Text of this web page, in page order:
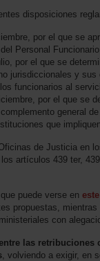
disposiciones
por el que se
Personal
por el que se
jurisdiccionales y
funcionarios al
por el que se
general
que
de Justicia en
artículos 439 ter,
puede verse en
propuestas,
con
las
, volviendo a exigir, en